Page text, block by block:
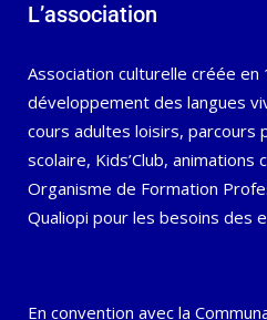
L’association
Association culturelle créée en
développement des langues
cours adultes loisirs, parcours
scolaire, Kids’Club, animations
Organisme de Formation
Qualiopi pour les besoins des
En convention avec la